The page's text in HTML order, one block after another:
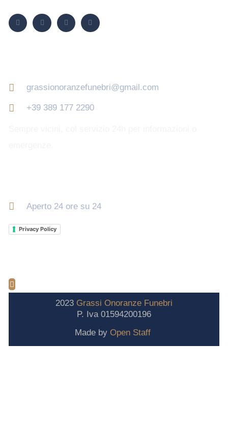
grassionoranzefunebri@gmail.com
+39 389 177 2290
Aperto 24 ore su 24
Privacy Policy
2023 Grassi Onoranze Funebri
P. Iva 01594200196
Made by Open Staff